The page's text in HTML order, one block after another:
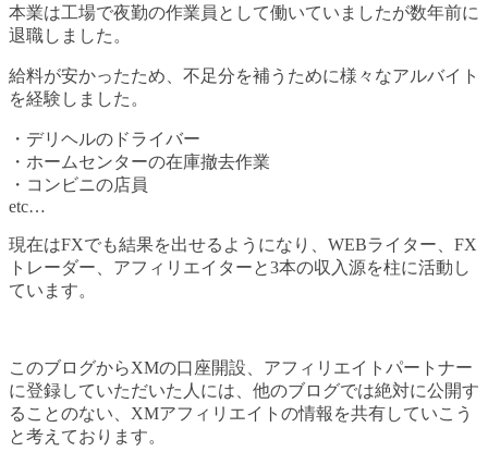
本業は工場で夜勤の作業員として働いていましたが数年前に
退職しました。
給料が安かったため、不足分を補うために様々なアルバイト
を経験しました。
・デリヘルのドライバー
・ホームセンターの在庫撤去作業
・コンビニの店員
etc…
現在はFXでも結果を出せるようになり、WEBライター、FX
トレーダー、アフィリエイターと3本の収入源を柱に活動し
ています。
このブログからXMの口座開設、アフィリエイトパートナー
に登録していただいた人には、他のブログでは絶対に公開す
ることのない、XMアフィリエイトの情報を共有していこう
と考えております。